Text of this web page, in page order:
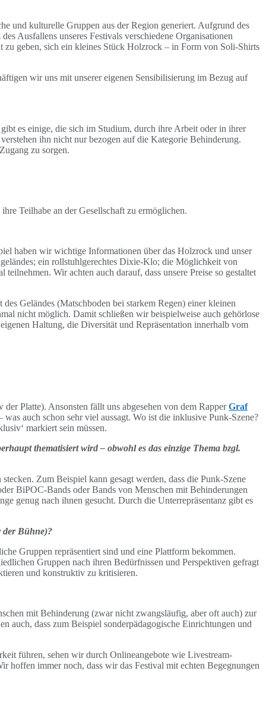
und kulturelle Gruppen aus der Region generiert. Aufgrund des
Ausfallens unseres Festivals verschiedene Organisationen
geben, sich ein kleines Stück Holzrock – in Form von Soli-Shirts
wir uns mit unserer eigenen Sensibilisierung im Bezug auf
es einige, die sich im Studium, durch ihre Arbeit oder in ihrer
ihn nicht nur bezogen auf die Kategorie Behinderung.
zu sorgen.
Teilhabe an der Gesellschaft zu ermöglichen.
haben wir wichtige Informationen über das Holzrock und unser
ein rollstuhlgerechtes Dixie-Klo; die Möglichkeit von
teilnehmen. Wir achten auch darauf, dass unsere Preise so gestaltet
Geländes (Matschboden bei starkem Regen) einer kleinen
nicht möglich. Damit schließen wir beispielweise auch gehörlose
Haltung, die Diversität und Repräsentation innerhalb vom
der Platte). Ansonsten fällt uns abgesehen von dem RapperGraf
was auch schon sehr viel aussagt. Wo ist die inklusive Punk-Szene?
markiert sein müssen.
thematisiert wird – obwohl es das einzige Thema bzgl.
Zum Beispiel kann gesagt werden, dass die Punk-Szene
BiPOC-Bands oder Bands von Menschen mit Behinderungen
genug nach ihnen gesucht. Durch die Unterrepräsentanz gibt es
der Bühne)?
Gruppen repräsentiert sind und eine Plattform bekommen.
Gruppen nach ihren Bedürfnissen und Perspektiven gefragt
und konstruktiv zu kritisieren.
mit Behinderung (zwar nicht zwangsläufig, aber oft auch) zur
auch, dass zum Beispiel sonderpädagogische Einrichtungen und
führen, sehen wir durch Onlineangebote wie Livestream-
hoffen immer noch, dass wir das Festival mit echten Begegnungen